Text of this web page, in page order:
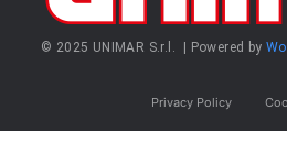
© 2025 UNIMAR S.r.l. | Powered by
Privacy Policy